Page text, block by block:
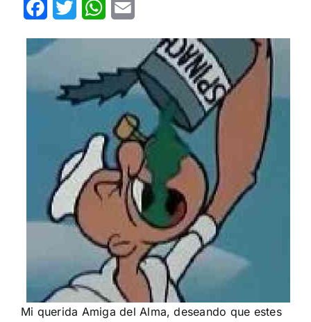
Facebook
Twitter WhatsApp
Mi querida Amiga del Alma, deseando que estes